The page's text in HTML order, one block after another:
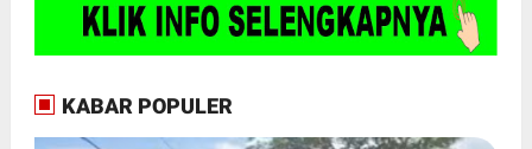
KABAR POPULER